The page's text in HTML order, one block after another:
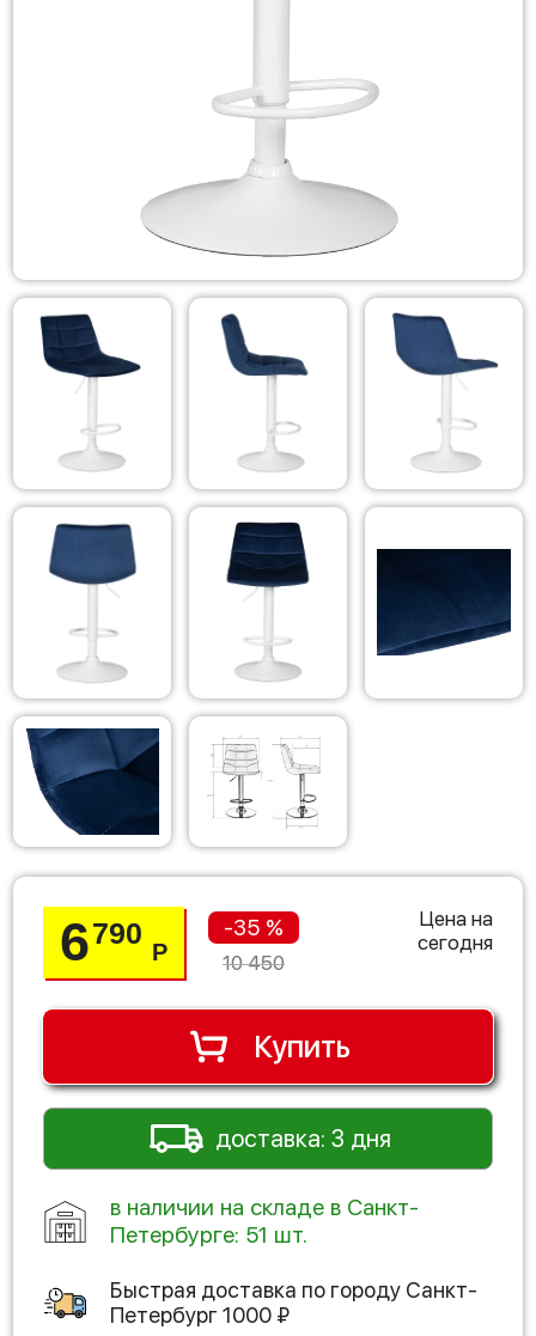
6790
Р
-35 %
10 450
Цена на
сегодня
Купить
доставка: 3 дня
в наличии на складе в Санкт-
Петербурге: 51 шт.
Быстрая доставка по городу Санкт-
Петербург1000 ₽